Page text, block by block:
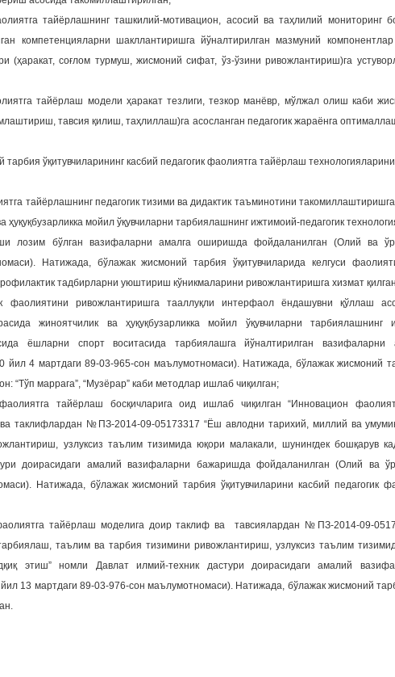
тайёрлашнинг ташкилий-мотивацион, асосий ва таҳлилий мониторинг
компетенцияларни шакллантиришга йўналтирилган мазмуний
(ҳаракат, соғлом турмуш, жисмоний сифат, ўз-ўзини ривожлантириш)га
тайёрлаш модели ҳаракат тезлиги, тезкор манёвр, мўлжал олиш каби
тавсия қилиш, таҳлиллаш)га асосланган педагогик жараёнга
тарбия ўқитувчиларининг касбий педагогик фаолиятга тайёрлаш
тайёрлашнинг педагогик тизими ва дидактик таъминотини
мойил ўқувчиларни тарбиялашнинг ижтимоий-педагогик
лозим бўлган вазифаларни амалга оширишда фойдаланилган (Олий ва
Натижада, бўлажак жисмоний тарбия ўқитувчиларида келгуси
тадбирларни уюштириш кўникмаларини ривожлантиришга хизмат
фаолиятини ривожлантиришга тааллуқли интерфаол ёндашувни қўллаш
жиноятчилик ва ҳуқуқбузарликка мойил ўқувчиларни тарбиялашнинг
ёшларни спорт воситасида тарбиялашга йўналтирилган
4 мартдаги 89-03-965-сон маълумотномаси). Натижада, бўлажак жисмоний
“Тўп маррага”, “Музёрар” каби методлар ишлаб чиқилган;
тайёрлаш босқичларига оид ишлаб чиқилган “Инновацион
таклифлардан №ПЗ-2014-09-05173317 “Ёш авлодни тарихий, миллий ва
узлуксиз таълим тизимида юқори малакали, шунингдек бошқарув
доирасидаги амалий вазифаларни бажаришда фойдаланилган (Олий ва
Натижада, бўлажак жисмоний тарбия ўқитувчиларини касбий педагогик
тайёрлаш моделига доир таклиф ва тавсиялардан №ПЗ-2014-09-
таълим ва тарбия тизимини ривожлантириш, узлуксиз таълим
этиш” номли Давлат илмий-техник дастури доирасидаги амалий
13 мартдаги 89-03-976-сон маълумотномаси). Натижада, бўлажак жисмоний